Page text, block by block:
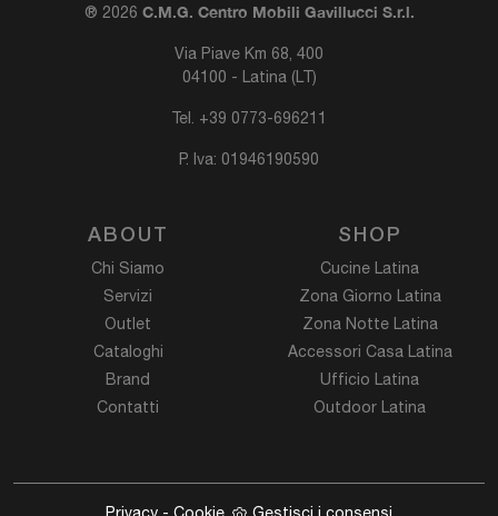
® 2026 C.M.G. Centro Mobili Gavillucci S.r.l.
Via Piave Km 68, 400
04100 - Latina (LT)
Tel. +39 0773-696211
P. Iva: 01946190590
ABOUT
Chi Siamo
Servizi
Outlet
Cataloghi
Brand
Contatti
SHOP
Cucine Latina
Zona Giorno Latina
Zona Notte Latina
Accessori Casa Latina
Ufficio Latina
Outdoor Latina
Privacy - Cookie Gestisci i consensi